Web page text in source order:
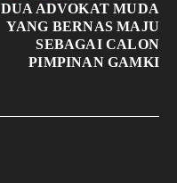
DUA ADVOKAT MUDA
YANG BERNAS MAJU
SEBAGAI CALON
PIMPINAN GAMKI